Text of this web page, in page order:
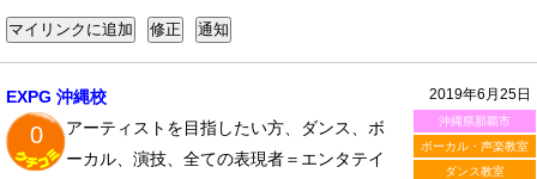
2019年6月25日
沖縄県那覇市
ボーカル・声楽教室
ダンス教室
EXPG 沖縄校
0
アーティストを目指したい方、ダンス、ボ
ーカル、演技、全ての表現者＝エンタテイ